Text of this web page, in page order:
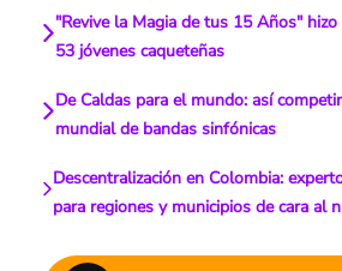
"Revive la Magia de tus 15 Años"
53 jóvenes caqueteñas
De Caldas para el mundo: así
mundial de bandas sinfónicas
Descentralización en Colombia:
para regiones y municipios de cara al